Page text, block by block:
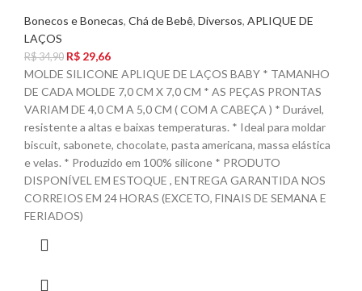
Bonecos e Bonecas, Chá de Bebê, Diversos, APLIQUE DE
LAÇOS
R$34,90 R$ 29,66
MOLDE SILICONE APLIQUE DE LAÇOS BABY * TAMANHO
DE CADA MOLDE 7,0 CM X 7,0 CM * AS PEÇAS PRONTAS
VARIAM DE 4,0 CM A 5,0 CM ( COM A CABEÇA ) * Durável,
resistente a altas e baixas temperaturas. * Ideal para moldar
biscuit, sabonete, chocolate, pasta americana, massa elástica
e velas. * Produzido em 100% silicone * PRODUTO
DISPONÍVEL EM ESTOQUE , ENTREGA GARANTIDA NOS
CORREIOS EM 24 HORAS (EXCETO, FINAIS DE SEMANA E
FERIADOS)